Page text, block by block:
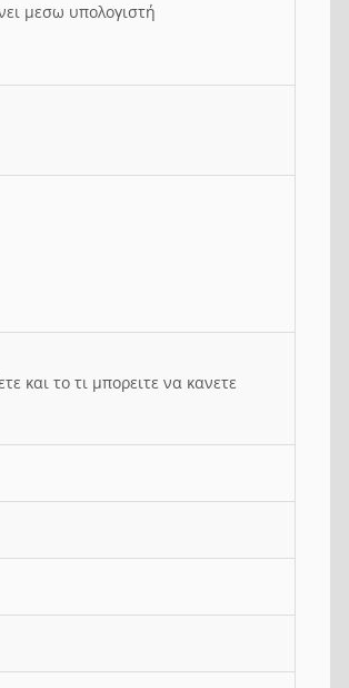
μεσω υπολογιστή
και το τι μπορειτε να κανετε